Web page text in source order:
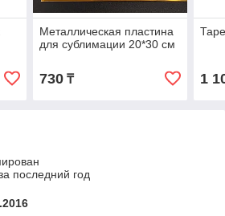
Металлическая пластина
для сублимации 20*30 см
730₸ 1
последний год